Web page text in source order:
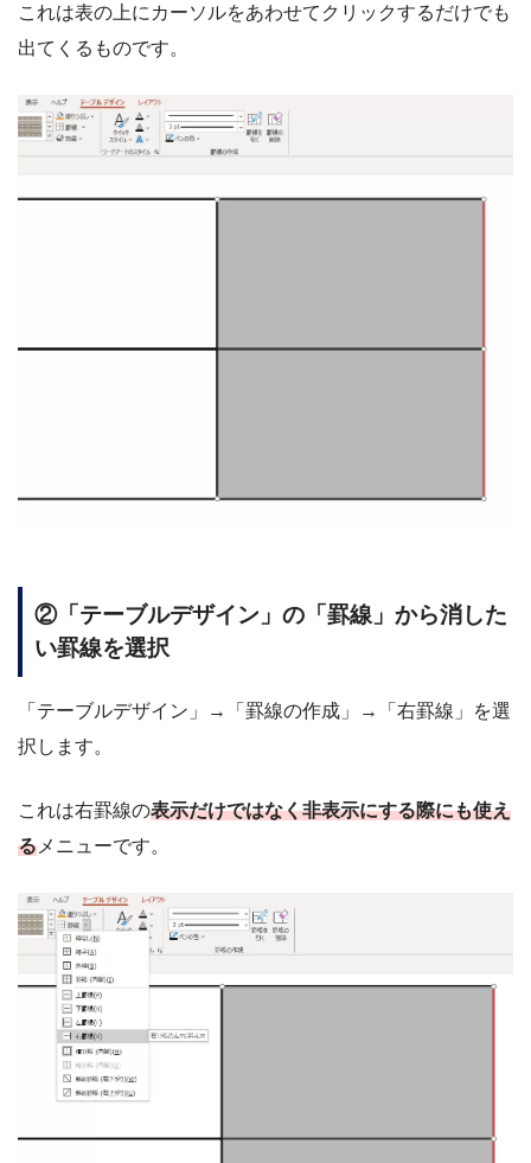
これは表の上にカーソルをあわせてクリックするだけでも
出てくるものです。
②「テーブルデザイン」の「罫線」から消した
い罫線を選択
「テーブルデザイン」→「罫線の作成」→「右罫線」を選
択します。
これは右罫線の表示だけではなく非表示にする際にも使え
る メニューです。